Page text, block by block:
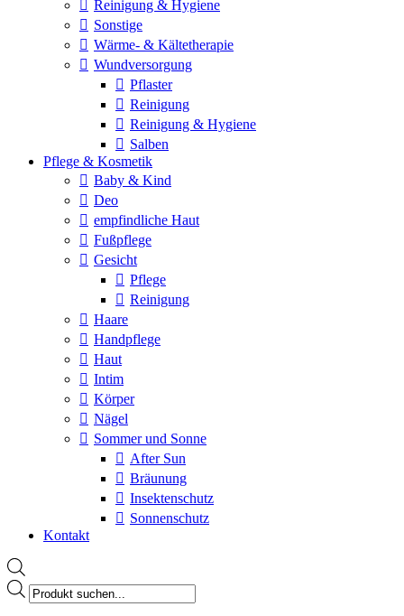
Reinigung & Hygiene
Sonstige
Wärme- & Kältetherapie
Wundversorgung
Pflaster
Reinigung
Reinigung & Hygiene
Salben
Pflege & Kosmetik
Baby & Kind
Deo
empfindliche Haut
Fußpflege
Gesicht
Pflege
Reinigung
Haare
Handpflege
Haut
Intim
Körper
Nägel
Sommer und Sonne
After Sun
Bräunung
Insektenschutz
Sonnenschutz
Kontakt
Products
search